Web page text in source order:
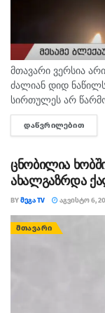
მთავარი ვერსია
ძალიან დიდ
სირთულეს არ
ამის შესახებ
გადაცემაში „360...
ᲓᲐᲬᲕᲠᲘᲚᲔᲑᲘᲗ
ცნობილია
ახალგაზრდა
BYᲛᲔᲒᲐ TV ᲐᲒᲕᲘᲡᲢᲝ 6,
ᲛᲗᲐᲕᲐᲠᲘ